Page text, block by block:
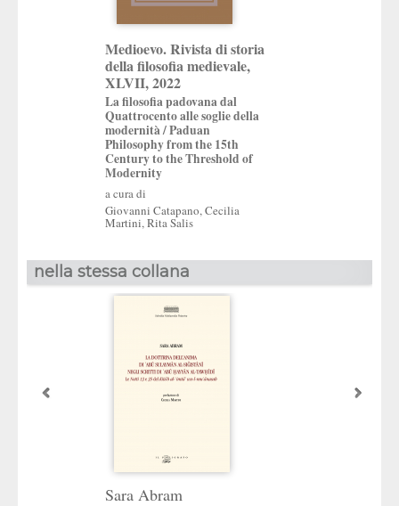
Medioevo. Rivista di storia
della filosofia medievale,
XLVII, 2022
La filosofia padovana dal
Quattrocento alle soglie della
modernità / Paduan
Philosophy from the 15th
Century to the Threshold of
Modernity
a cura di
Giovanni Catapano,Cecilia
Martini,Rita Salis
nella stessa collana
Sara Abram